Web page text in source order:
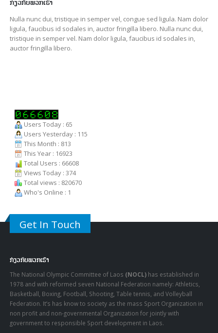
ກ່ຽວກັບພວກເຮົາ
Nulla nunc dui, tristique in semper vel, congue sed ligula. Nam dolor
ligula, faucibus id sodales in, auctor fringilla libero. Nulla nunc dui,
tristique in semper vel. Nam dolor ligula, faucibus id sodales in,
auctor fringilla libero.
Users Today : 65
Users Yesterday : 115
This Month : 813
This Year : 16923
Total Users : 66608
Views Today : 374
Total views : 820670
Who's Online : 1
Get In Touch
ກ່ຽວກັບພວກເຮົາ
The National Olympic Committee of Laos (NOCL) has established in
1978 and with reformed seven National Federation namely: Athletics,
Basketball, Boxing, Football, Shooting, Table tennis, and Volleyball
Federation. It’s has know to society as the mass Sport Organization in
non profit and non-governmental Organization for jointly with
government to responsible Sport development in Laos.